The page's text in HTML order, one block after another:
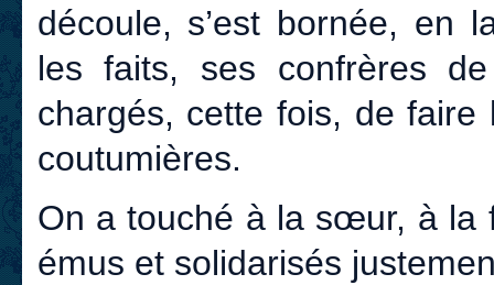
découle, s’est bornée, en
les faits, ses confrères
chargés, cette fois, de
coutumières.
On a touché à la sœur, à la
émus et solidarisés